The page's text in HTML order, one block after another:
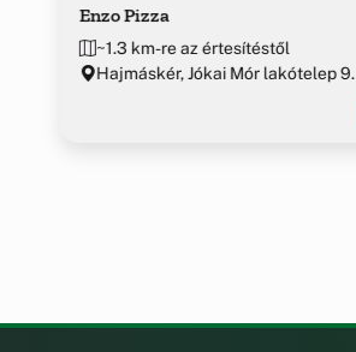
Enzo Pizza
~1.3 km-re az értesítéstől
Hajmáskér, Jókai Mór lakótelep 9.